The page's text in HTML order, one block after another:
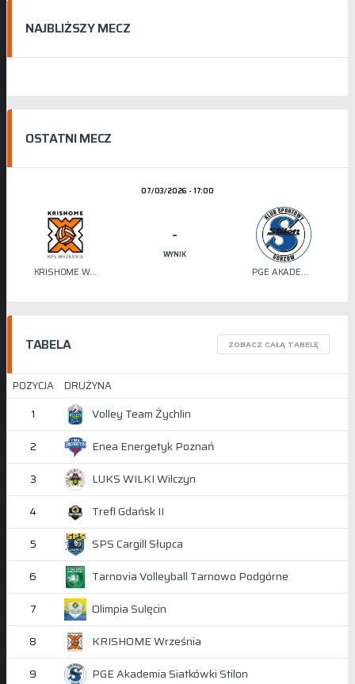
NAJBLIŻSZY MECZ
OSTATNI MECZ
07/03/2026 - 17:00
KRISHOME WRZEŚNIA PGE AKADEMIA SIATKÓWKI STILON
-
WYNIK
TABELA ZOBACZ CAŁĄ TABELĘ
POZYCJA
DRUŻYNA
1
Volley Team Żychlin
2 Enea Energetyk Poznań
3 LUKS WILKI Wilczyn
4 Trefl Gdańsk II
5 SPS Cargill Słupca
6 Tarnovia Volleyball Tarnowo Podgórne
7 Olimpia Sulęcin
8 KRISHOME Września
9 PGE Akademia Siatkówki Stilon